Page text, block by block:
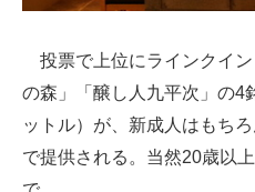
企業向けIT製品の総合サイト
IT製品の技術・比較・事例
製造業のIT導入・活用を支援
投票で上位にラインクイ
の森」「醸し人九平次」の4
ットル）が、新成人はもち
で提供される。当然20歳以